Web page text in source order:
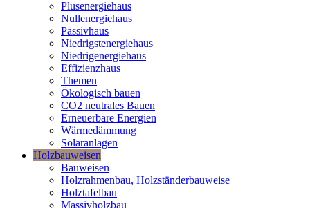
Plusenergiehaus
Nullenergiehaus
Passivhaus
Niedrigstenergiehaus
Niedrigenergiehaus
Effizienzhaus
Themen
Ökologisch bauen
CO2 neutrales Bauen
Erneuerbare Energien
Wärmedämmung
Solaranlagen
Holzbauweisen
Bauweisen
Holzrahmenbau, Holzständerbauweise
Holztafelbau
Massivholzbau